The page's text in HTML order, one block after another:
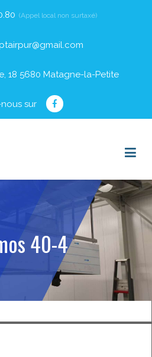
(Appel local non surtaxé)
18 5680 Matagne-la-Petite
sur
40-4